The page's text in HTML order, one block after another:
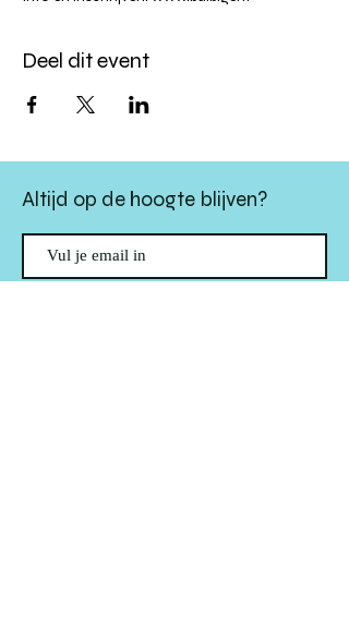
Deel dit event
Altijd op de hoogte blijven?